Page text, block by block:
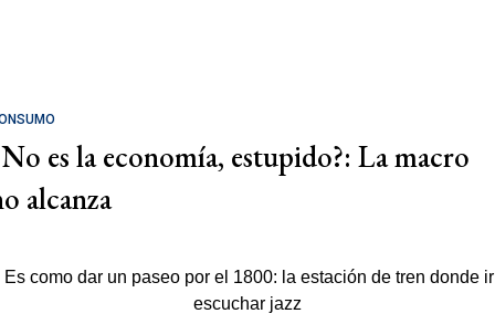
es la economía, estupido?: La macro
alcanza